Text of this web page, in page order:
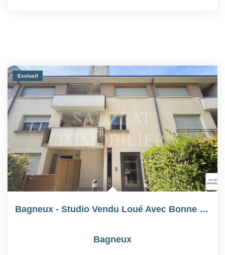
Exclusif
Bagneux - Studio Vendu Loué Avec Bonne Rentabilité Locative
Bagneux